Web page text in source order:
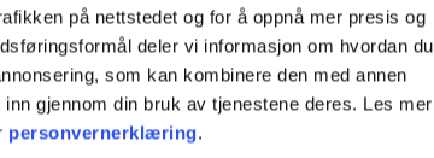
på nettstedet og for å oppnå mer presis og
deler vi informasjon om hvordan du
som kan kombinere den med annen
gjennom din bruk av tjenestene deres. Les mer
personvernerklæring.